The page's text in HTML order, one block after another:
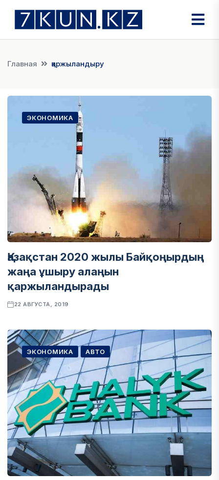
Главная қаржыландыру
ЭКОНОМИКА
Қазақстан 2020 жылы Байқоңырдың
жаңа ұшыру алаңын
қаржыландырады
22 АВГУСТА, 2019
ЭКОНОМИКА АВТО